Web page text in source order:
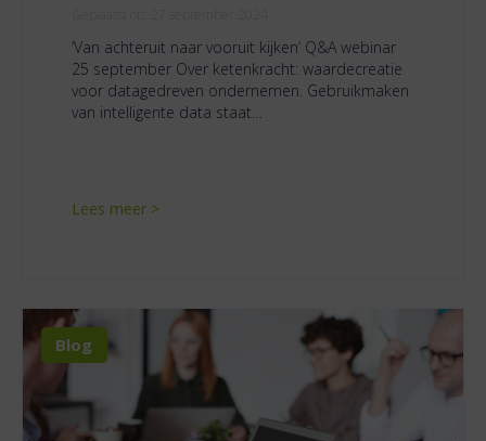
‘Van achteruit naar vooruit kijken’ Q&A webinar
25 september Over ketenkracht: waardecreatie
voor datagedreven ondernemen. Gebruikmaken
van intelligente data staat…
Lees meer >
Blog